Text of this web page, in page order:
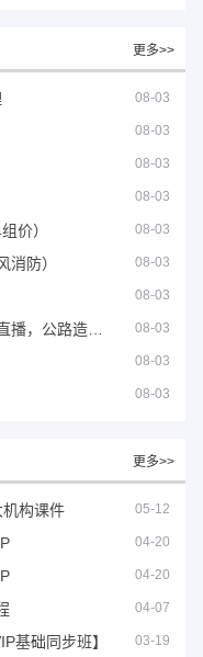
更多>>
08-03
08-03
08-03
08-03
价） 08-03
消防） 08-03
08-03
08-03
08-03
08-03
更多>>
构课件 05-12
04-20
04-20
04-07
基础同步班】 03-19